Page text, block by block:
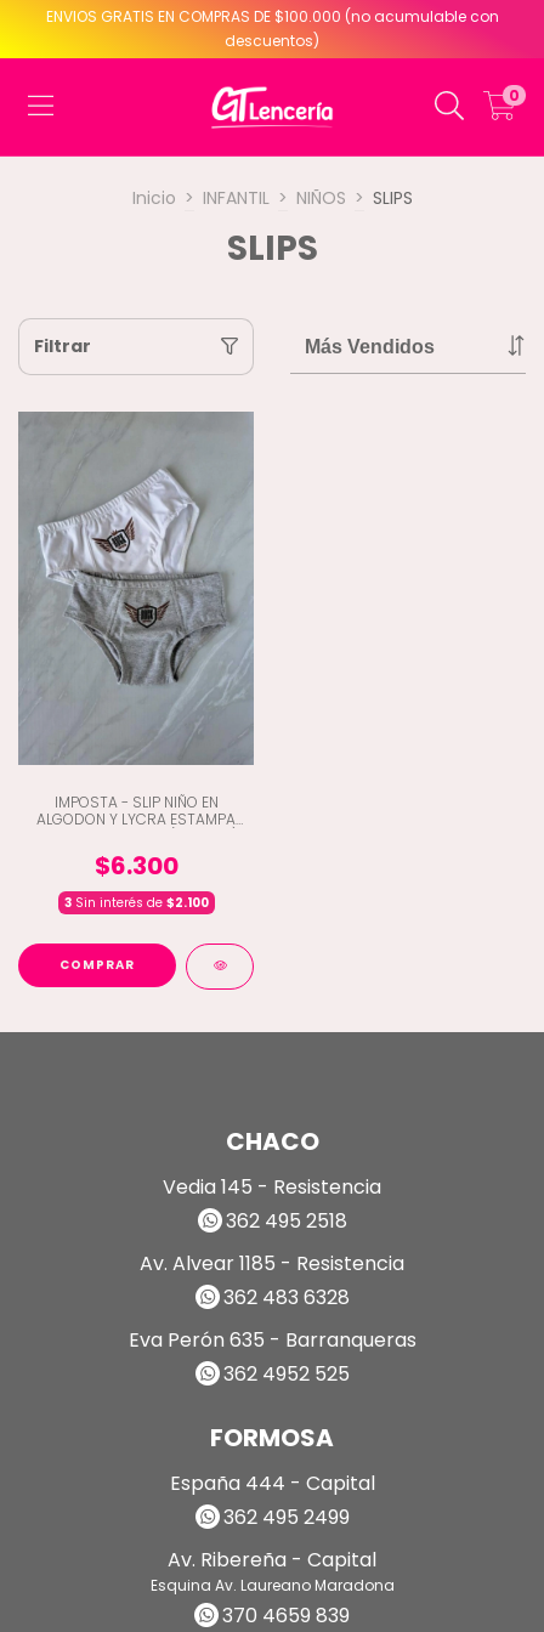
ENVIOS GRATIS EN COMPRAS DE $100.000 (no acumulable con
descuentos)
0
Inicio > INFANTIL > NIÑOS > SLIPS
SLIPS
Filtrar
IMPOSTA - SLIP NIÑO EN
ALGODON Y LYCRA ESTAMPA
$6.300
3Sin interés de $2.100
COMPRAR
CHACO
Vedia 145 - Resistencia
362 495 2518
Av. Alvear 1185 - Resistencia
362 483 6328
Eva Perón 635 - Barranqueras
362 4952 525
FORMOSA
España 444 - Capital
362 495 2499
Av. Ribereña - Capital
Esquina Av. Laureano Maradona
370 4659 839